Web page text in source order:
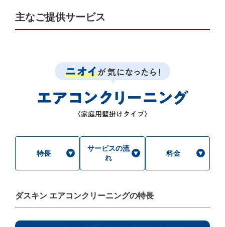
主なご提供サービス
特長
サービスの流
れ
料金
ダスキン エアコンクリーニングの特長